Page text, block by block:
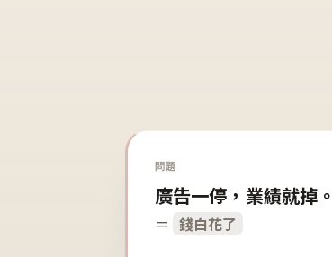
問題
廣告一停，業績就掉。
＝ 錢白花了